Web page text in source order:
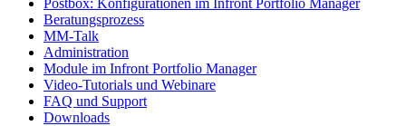
Postbox: Konfigurationen im Infront Portfolio Manager
Beratungsprozess
MM-Talk
Administration
Module im Infront Portfolio Manager
Video-Tutorials und Webinare
FAQ und Support
Downloads